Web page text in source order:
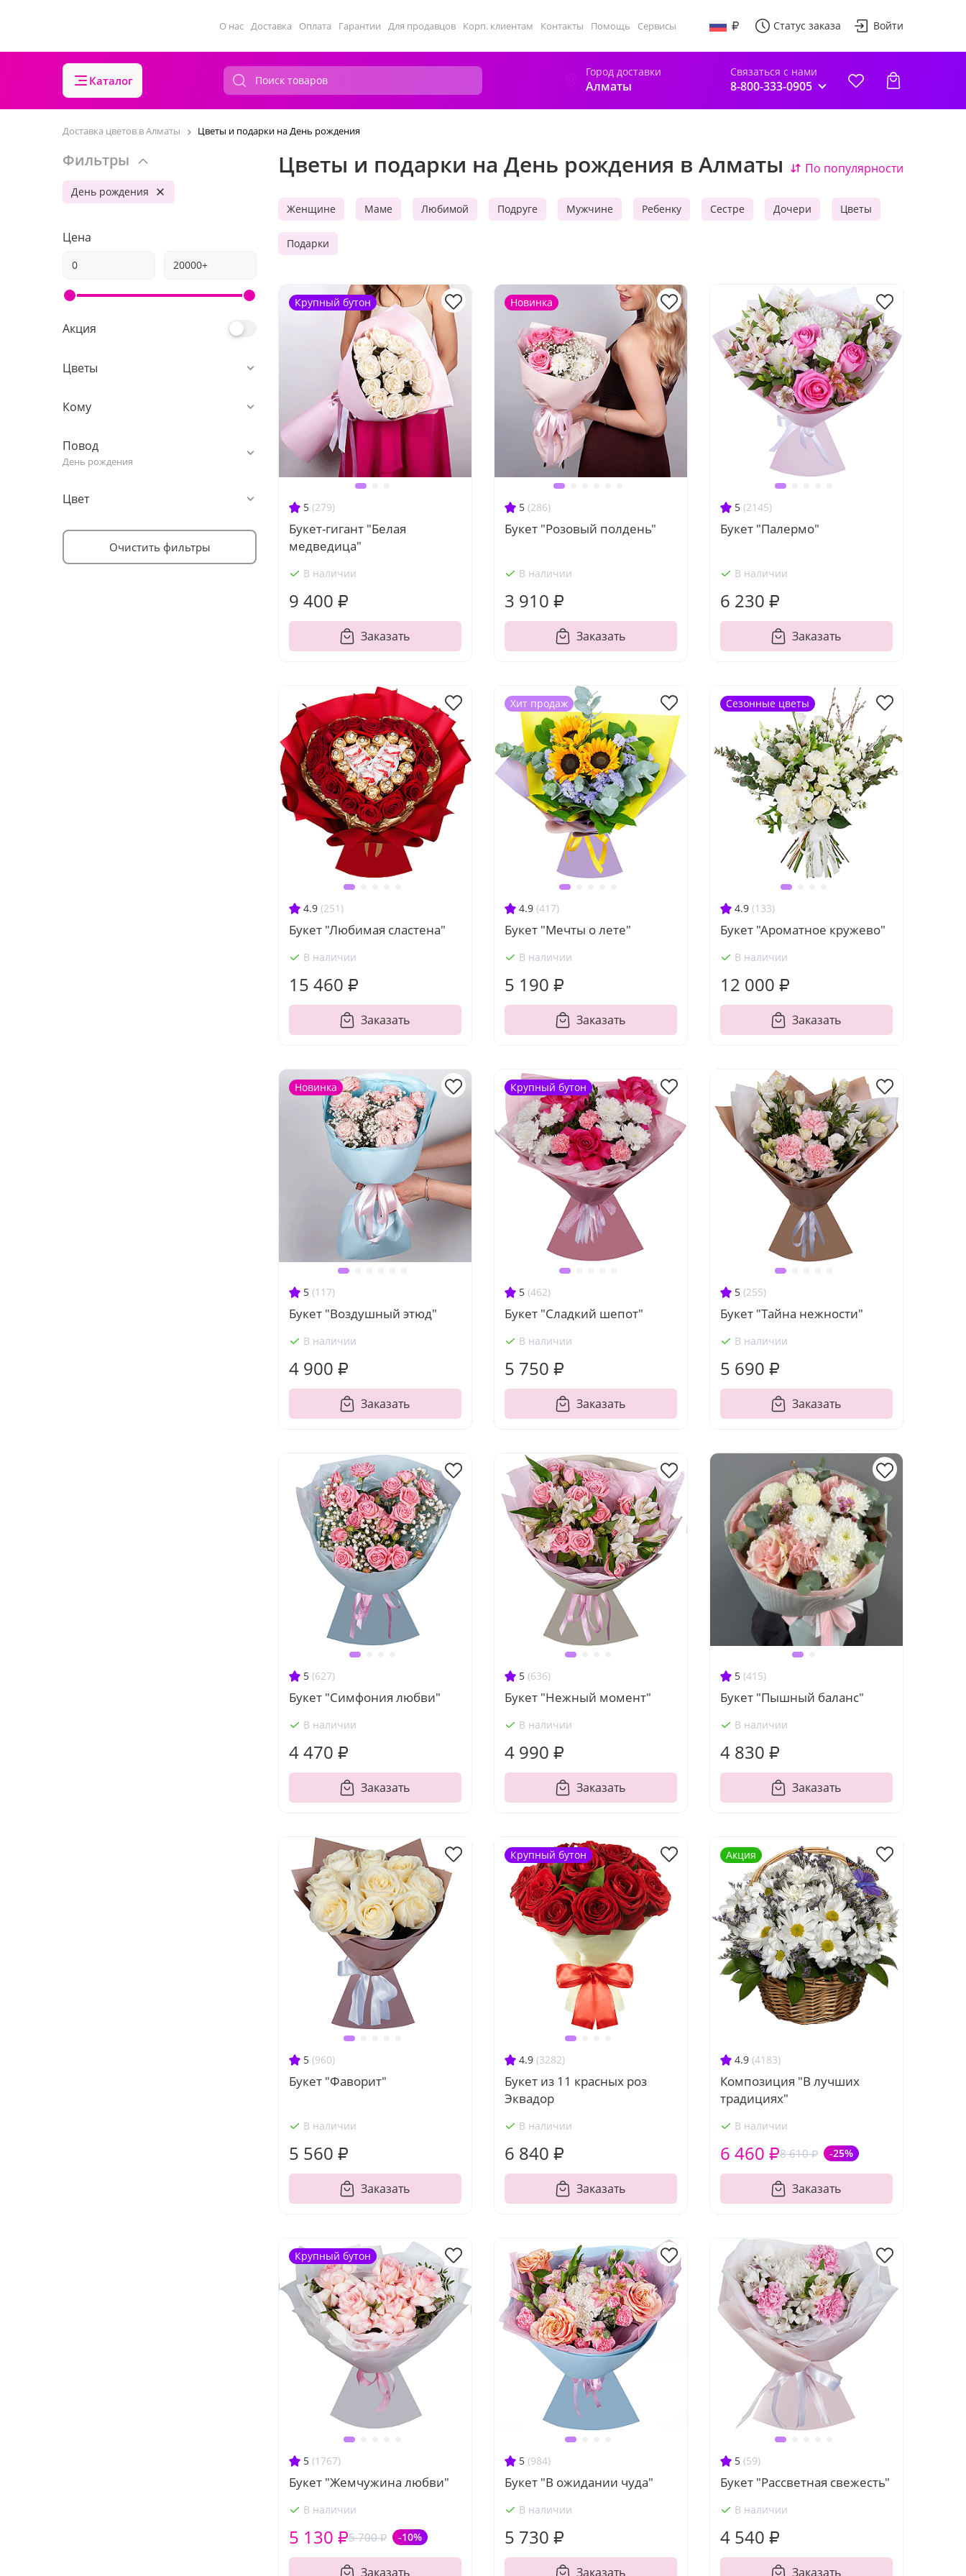
О нас Доставка Оплата Гарантии Для продавцов Корп. клиентам Контакты Помощь Сервисы Статус заказа Войти
Каталог
Город доставки
Алматы
Связаться с нами
8-800-333-0905
Доставка цветов в Алматы Цветы и подарки на День рождения
Фильтры
День рождения
Цена
Акция
Цветы
Кому
Повод
День рождения
Цвет
Очистить фильтры
Цветы и подарки на День рождения в Алматы По популярности
Женщине Маме Любимой Подруге Мужчине Ребенку Сестре Дочери Цветы
Подарки
5 (279)
Букет-гигант "Белая
медведица"
В наличии
9 400 ₽
Заказать
Крупный бутон
5 (286)
Букет "Розовый полдень"
В наличии
3 910 ₽
Заказать
Новинка
5 (2145)
Букет "Палермо"
В наличии
6 230 ₽
Заказать
4.9 (251)
Букет "Любимая сластена"
В наличии
15 460 ₽
Заказать
4.9 (417)
Букет "Мечты о лете"
В наличии
5 190 ₽
Заказать
Хит продаж
4.9 (133)
Букет "Ароматное кружево"
В наличии
12 000 ₽
Заказать
Сезонные цветы
5 (117)
Букет "Воздушный этюд"
В наличии
4 900 ₽
Заказать
Новинка
5 (462)
Букет "Сладкий шепот"
В наличии
5 750 ₽
Заказать
Крупный бутон
5 (255)
Букет "Тайна нежности"
В наличии
5 690 ₽
Заказать
5 (627)
Букет "Симфония любви"
В наличии
4 470 ₽
Заказать
5 (636)
Букет "Нежный момент"
В наличии
4 990 ₽
Заказать
5 (415)
Букет "Пышный баланс"
В наличии
4 830 ₽
Заказать
5 (960)
Букет "Фаворит"
В наличии
5 560 ₽
Заказать
4.9 (3282)
Букет из 11 красных роз
Эквадор
В наличии
6 840 ₽
Заказать
Крупный бутон
4.9 (4183)
Композиция "В лучших
традициях"
В наличии
8 610 ₽ -25%
6 460 ₽
Заказать
Акция
5 (1767)
Букет "Жемчужина любви"
В наличии
5 700 ₽ -10%
5 130 ₽
Заказать
Крупный бутон
5 (984)
Букет "В ожидании чуда"
В наличии
5 730 ₽
Заказать
5 (59)
Букет "Рассветная свежесть"
В наличии
4 540 ₽
Заказать